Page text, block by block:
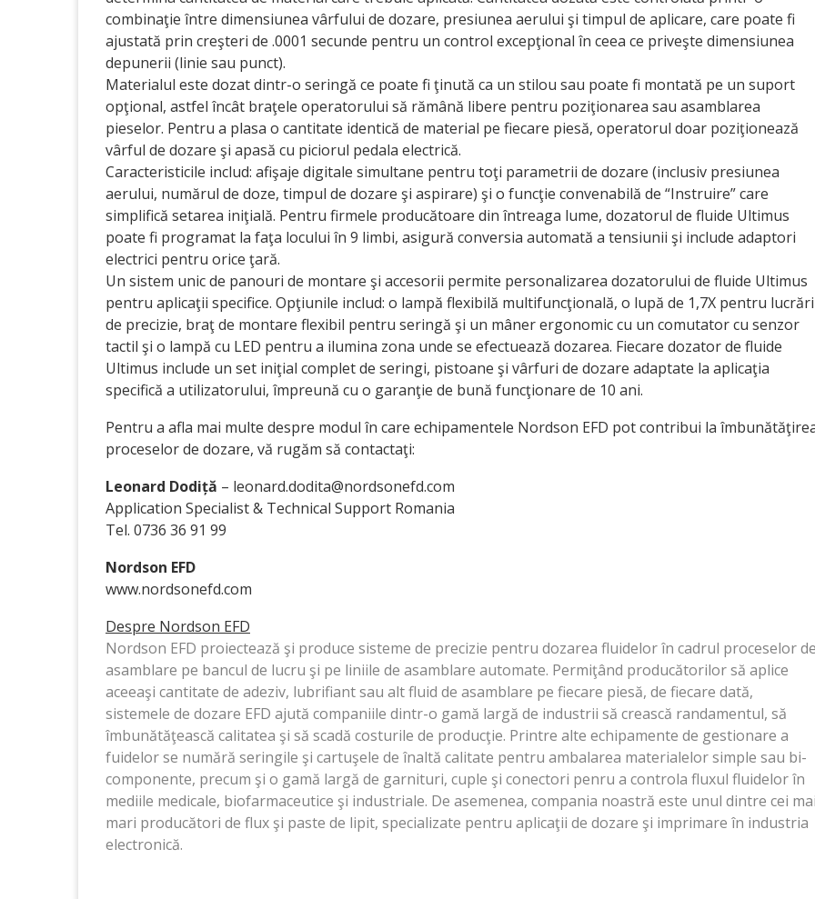
combinaţie între dimensiunea vârfului de dozare, presiunea aerului şi timpul de aplicare, care poate fi
ajustată prin creşteri de .0001 secunde pentru un control excepţional în ceea ce priveşte dimensiunea
depunerii (linie sau punct).
Materialul este dozat dintr-o seringă ce poate fi ţinută ca un stilou sau poate fi montată pe un suport
opţional, astfel încât braţele operatorului să rămână libere pentru poziţionarea sau asamblarea
pieselor. Pentru a plasa o cantitate identică de material pe fiecare piesă, operatorul doar poziţionează
vârful de dozare şi apasă cu piciorul pedala electrică.
Caracteristicile includ: afişaje digitale simultane pentru toţi parametrii de dozare (inclusiv presiunea
aerului, numărul de doze, timpul de dozare şi aspirare) şi o funcţie convenabilă de “Instruire” care
simplifică setarea iniţială. Pentru firmele producătoare din întreaga lume, dozatorul de fluide Ultimus
poate fi programat la faţa locului în 9 limbi, asigură conversia automată a tensiunii şi include adaptori
electrici pentru orice ţară.
Un sistem unic de panouri de montare şi accesorii permite personalizarea dozatorului de fluide Ultimus
pentru aplicaţii specifice. Opţiunile includ: o lampă flexibilă multifuncţională, o lupă de 1,7X pentru lucrări
de precizie, braţ de montare flexibil pentru seringă şi un mâner ergonomic cu un comutator cu senzor
tactil şi o lampă cu LED pentru a ilumina zona unde se efectuează dozarea. Fiecare dozator de fluide
Ultimus include un set iniţial complet de seringi, pistoane şi vârfuri de dozare adaptate la aplicaţia
specifică a utilizatorului, împreună cu o garanţie de bună funcţionare de 10 ani.
Pentru a afla mai multe despre modul în care echipamentele Nordson EFD pot contribui la
proceselor de dozare, vă rugăm să contactaţi:
Leonard Dodiță – leonard.dodita@nordsonefd.com
Application Specialist & Technical Support Romania
Tel. 0736 36 91 99
Nordson EFD
www.nordsonefd.com
Despre Nordson EFD
Nordson EFD proiectează şi produce sisteme de precizie pentru dozarea fluidelor în cadrul proceselor de
asamblare pe bancul de lucru şi pe liniile de asamblare automate. Permiţând producătorilor să aplice
aceeaşi cantitate de adeziv, lubrifiant sau alt fluid de asamblare pe fiecare piesă, de fiecare dată,
sistemele de dozare EFD ajută companiile dintr-o gamă largă de industrii să crească randamentul, să
îmbunătăţească calitatea şi să scadă costurile de producţie. Printre alte echipamente de gestionare a
fuidelor se numără seringile şi cartuşele de înaltă calitate pentru ambalarea materialelor simple sau bi-
componente, precum şi o gamă largă de garnituri, cuple şi conectori penru a controla fluxul fluidelor în
mediile medicale, biofarmaceutice şi industriale. De asemenea, compania noastră este unul dintre cei mai
mari producători de flux şi paste de lipit, specializate pentru aplicaţii de dozare şi imprimare în industria
electronică.